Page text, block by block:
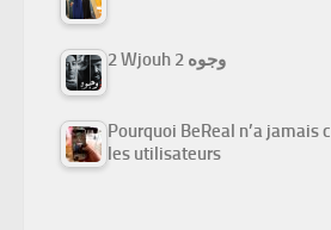
2 Wjouh 2 وجوه
Pourquoi BeReal n’a jamais
les utilisateurs